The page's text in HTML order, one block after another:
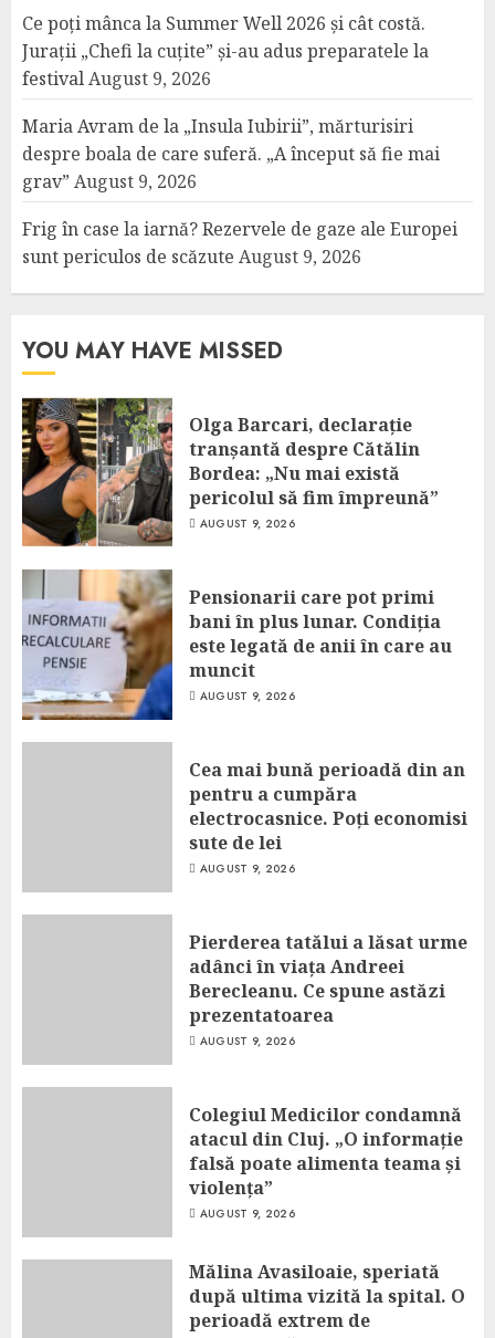
Ce poți mânca la Summer Well 2026 și cât costă.
Jurații „Chefi la cuțite” și-au adus preparatele la
festivalAugust 9, 2026
Maria Avram de la „Insula Iubirii”, mărturisiri
despre boala de care suferă. „A început să fie mai
grav” August 9, 2026
Frig în case la iarnă? Rezervele de gaze ale Europei
sunt periculos de scăzute August 9, 2026
YOU MAY HAVE MISSED
Olga Barcari, declarație
tranșantă despre Cătălin
Bordea: „Nu mai există
pericolul să fim împreună”
AUGUST 9, 2026
Pensionarii care pot primi
bani în plus lunar. Condiția
este legată de anii în care au
muncit
AUGUST 9, 2026
Cea mai bună perioadă din an
pentru a cumpăra
electrocasnice. Poți economisi
sute de lei
AUGUST 9, 2026
Pierderea tatălui a lăsat urme
adânci în viața Andreei
Berecleanu. Ce spune astăzi
prezentatoarea
AUGUST 9, 2026
Colegiul Medicilor condamnă
atacul din Cluj. „O informație
falsă poate alimenta teama și
violența”
AUGUST 9, 2026
Mălina Avasiloaie, speriată
după ultima vizită la spital. O
perioadă extrem de